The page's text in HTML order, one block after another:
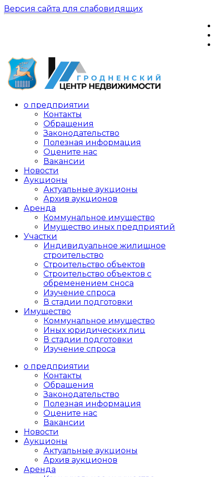
Версия сайта для слабовидящих
о предприятии
Контакты
Обращения
Законодательство
Полезная информация
Оцените нас
Вакансии
Новости
Аукционы
Актуальные аукционы
Архив аукционов
Аренда
Коммунальное имущество
Имущество иных предприятий
Участки
Индивидуальное жилищное
строительство
Строительство объектов
Cтроительство объектов с
обременением сноса
Изучение спроса
В стадии подготовки
Имущество
Коммунальное имущество
Иных юридических лиц
В стадии подготовки
Изучение спроса
о предприятии
Контакты
Обращения
Законодательство
Полезная информация
Оцените нас
Вакансии
Новости
Аукционы
Актуальные аукционы
Архив аукционов
Аренда